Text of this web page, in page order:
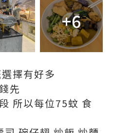
+6
擇有好多
先
所以每位75蚊 食